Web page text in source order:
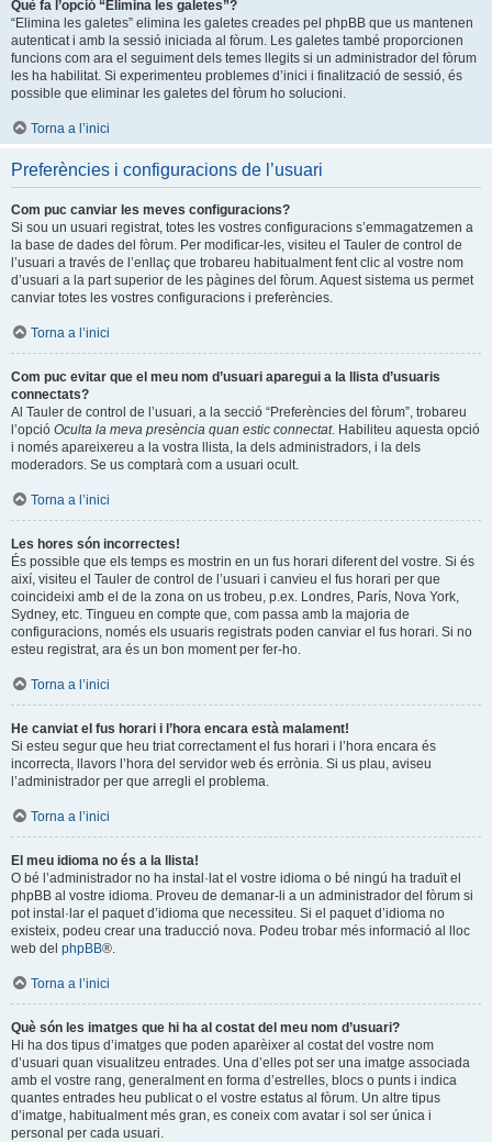
Què fa l’opció “Elimina les galetes”?
“Elimina les galetes” elimina les galetes creades pel phpBB que us mantenen
autenticat i amb la sessió iniciada al fòrum. Les galetes també proporcionen
funcions com ara el seguiment dels temes llegits si un administrador del fòrum
les ha habilitat. Si experimenteu problemes d’inici i finalització de sessió, és
possible que eliminar les galetes del fòrum ho solucioni.
Torna a l’inici
Preferències i configuracions de l’usuari
Com puc canviar les meves configuracions?
Si sou un usuari registrat, totes les vostres configuracions s’emmagatzemen a
la base de dades del fòrum. Per modificar-les, visiteu el Tauler de control de
l’usuari a través de l’enllaç que trobareu habitualment fent clic al vostre nom
d’usuari a la part superior de les pàgines del fòrum. Aquest sistema us permet
canviar totes les vostres configuracions i preferències.
Torna a l’inici
Com puc evitar que el meu nom d’usuari aparegui a la llista d’usuaris
connectats?
Al Tauler de control de l’usuari, a la secció “Preferències del fòrum”, trobareu
l’opció Oculta la meva presència quan estic connectat. Habiliteu aquesta opció
i només apareixereu a la vostra llista, la dels administradors, i la dels
moderadors. Se us comptarà com a usuari ocult.
Torna a l’inici
Les hores són incorrectes!
És possible que els temps es mostrin en un fus horari diferent del vostre. Si és
així, visiteu el Tauler de control de l’usuari i canvieu el fus horari per que
coincideixi amb el de la zona on us trobeu, p.ex. Londres, París, Nova York,
Sydney, etc. Tingueu en compte que, com passa amb la majoria de
configuracions, només els usuaris registrats poden canviar el fus horari. Si no
esteu registrat, ara és un bon moment per fer-ho.
Torna a l’inici
He canviat el fus horari i l’hora encara està malament!
Si esteu segur que heu triat correctament el fus horari i l’hora encara és
incorrecta, llavors l’hora del servidor web és errònia. Si us plau, aviseu
l’administrador per que arregli el problema.
Torna a l’inici
El meu idioma no és a la llista!
O bé l’administrador no ha instal·lat el vostre idioma o bé ningú ha traduït el
phpBB al vostre idioma. Proveu de demanar-li a un administrador del fòrum si
pot instal·lar el paquet d’idioma que necessiteu. Si el paquet d’idioma no
existeix, podeu crear una traducció nova. Podeu trobar més informació al lloc
web del phpBB®.
Torna a l’inici
Què són les imatges que hi ha al costat del meu nom d’usuari?
Hi ha dos tipus d’imatges que poden aparèixer al costat del vostre nom
d’usuari quan visualitzeu entrades. Una d’elles pot ser una imatge associada
amb el vostre rang, generalment en forma d’estrelles, blocs o punts i indica
quantes entrades heu publicat o el vostre estatus al fòrum. Un altre tipus
d’imatge, habitualment més gran, es coneix com avatar i sol ser única i
personal per cada usuari.